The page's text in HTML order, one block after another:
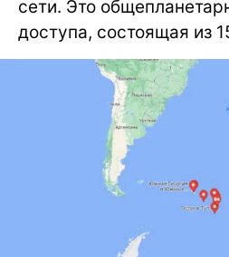
сети. Это
доступа, состоящая из